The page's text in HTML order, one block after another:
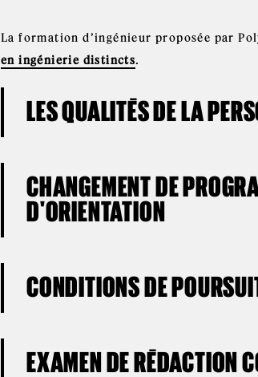
La formation d’ingénieur proposée par
en ingénierie distincts.
LES QUALITÉS DE LA
CHANGEMENT DE
D'ORIENTATION
CONDITIONS DE
EXAMEN DE RÉDACTION